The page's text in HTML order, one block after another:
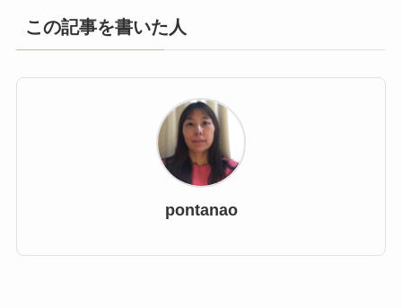
この記事を書いた人
pontanao